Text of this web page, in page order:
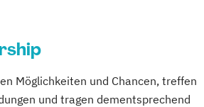
Möglichkeiten und Chancen, treffen
und tragen dementsprechend